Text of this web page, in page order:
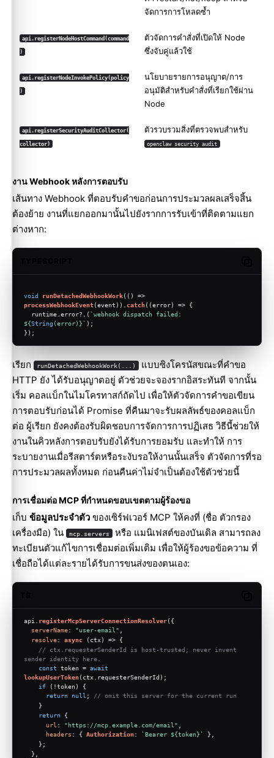
จัดการการโหลดซ้ำ
api.registerNodeHostCommand(command
)
ตัวจัดการคำสั่งที่เปิดให้ Node
ซึ่งจับคู่แล้วใช้
api.registerNodeInvokePolicy(policy
)
นโยบายรายการอนุญาต/การ
อนุมัติสำหรับคำสั่งที่เรียกใช้ผ่าน
Node
api.registerSecurityAuditCollector(
collector)
ตัวรวบรวมสิ่งที่ตรวจพบสำหรับ
openclaw security audit
งาน Webhook หลังการตอบรับ
เส้นทาง Webhook ที่ตอบรับคำขอก่อนการประมวลผลเสร็จสิ้น
ต้องย้าย งานที่แยกออกมานั้นไปยังรากการรับเข้าที่ติดตามแยก
ต่างหาก:
void runDetachedWebhookWork( () =>
processWebhookEvent(event)). catch( (error) => {
  runtime.
error?.(
${String (error)}` );
});
เรียก runDetachedWebhookWork(...) แบบซิงโครนัสขณะที่คำขอ
HTTP ยัง ได้รับอนุญาตอยู่ ตัวช่วยจะจองรากอิสระทันที จากนั้น
เริ่ม คอลแบ็กในไมโครทาสก์ถัดไป เพื่อให้ตัวจัดการคำขอเขียน
การตอบรับก่อนได้ Promise ที่คืนมาจะรับผลลัพธ์ของคอลแบ็ก
ต่อ ผู้เรียก ยังคงต้องรับผิดชอบการจัดการการปฏิเสธ วิธีนี้ช่วยให้
งานในคิวหลังการตอบรับยังได้รับการยอมรับ และทำให้ การ
ระบายงานเมื่อรีสตาร์ตหรือระงับรอให้งานนั้นเสร็จ ตัวจัดการที่รอ
การประมวลผลทั้งหมด ก่อนคืนค่าไม่จำเป็นต้องใช้ตัวช่วยนี้
การเชื่อมต่อ MCP ที่กำหนดขอบเขตตามผู้ร้องขอ
เก็บ ข้อมูลประจำตัว ของเซิร์ฟเวอร์ MCP ให้คงที่ (ชื่อ ตัวกรอง
เครื่องมือ) ใน
mcp.servers หรือ แมนิเฟสต์ของบันเดิล สามารถลง
ทะเบียนตัวแก้ไขการเชื่อมต่อเพิ่มเติม เพื่อให้ผู้ร้องขอข้อความ ที่
เชื่อถือได้แต่ละรายได้รับการขนส่งของตนเอง:
api. registerMcpServerConnectionResolver({
serverName: "user-email"
resolve: async (ctx) => {
// ctx.requesterSenderId is host-trusted; never invent
sender identity here.
const token = await
lookupUserToken(ctx. requesterSenderId );
if (!token) {
return null ; // omit this server for the current run
    }
return {
url : "https://mcp.example.com/email"
headers : { Authorization: `Bearer ${token}`
},
    };
  },